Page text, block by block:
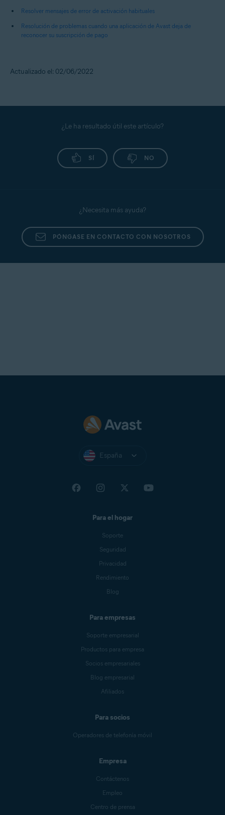
Resolver mensajes de error de activación habituales
Resolución de problemas cuando una aplicación de Avast deja de
reconocer su suscripción de pago
Actualizado el: 02/06/2022
¿Le ha resultado útil este artículo?
SÍ NO
¿Necesita más ayuda?
PÓNGASE EN CONTACTO CON NOSOTROS
España
Para el hogar
Soporte
Seguridad
Privacidad
Rendimiento
Blog
Para empresas
Soporte empresarial
Productos para empresa
Socios empresariales
Blog empresarial
Afiliados
Para socios
Operadores de telefonía móvil
Empresa
Contáctenos
Empleo
Centro de prensa